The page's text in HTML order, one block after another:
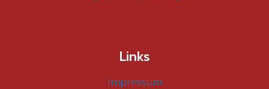
Links
Impressum